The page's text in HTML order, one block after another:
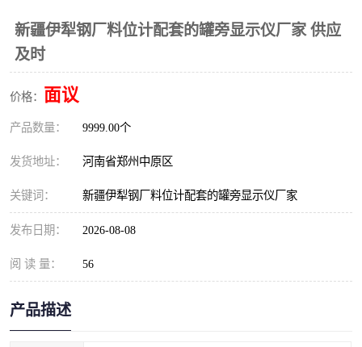
新疆伊犁钢厂料位计配套的罐旁显示仪厂家 供应
及时
价格： 面议
产品数量： 9999.00个
发货地址： 河南省郑州中原区
关键词： 新疆伊犁钢厂料位计配套的罐旁显示仪厂家
发布日期： 2026-08-08
阅 读 量： 56
产品描述